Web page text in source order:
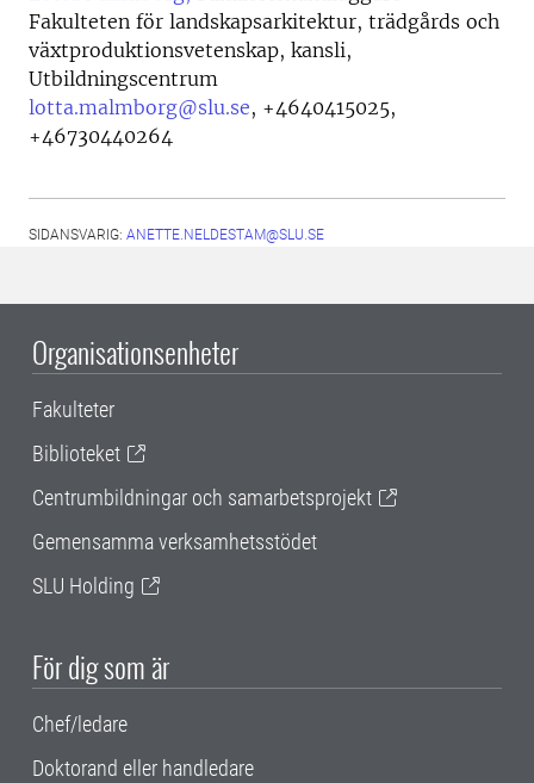
Fakulteten för landskapsarkitektur, trädgårds och
växtproduktionsvetenskap, kansli,
Utbildningscentrum
lotta.malmborg@slu.se, +4640415025,
+46730440264
SIDANSVARIG: ANETTE.NELDESTAM@SLU.SE
Organisationsenheter
Fakulteter
Biblioteket
Centrumbildningar och samarbetsprojekt
Gemensamma verksamhetsstödet
SLU Holding
För dig som är
Chef/ledare
Doktorand eller handledare